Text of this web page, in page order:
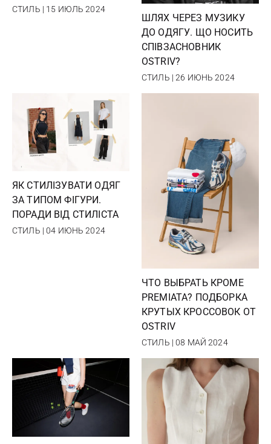
СТИЛЬ | 15 ИЮЛЬ 2024
ШЛЯХ ЧЕРЕЗ МУЗИКУ
ДО ОДЯГУ. ЩО НОСИТЬ
СПІВЗАСНОВНИК
OSTRIV?
СТИЛЬ | 26 ИЮНЬ 2024
ЯК СТИЛІЗУВАТИ ОДЯГ
ЗА ТИПОМ ФІГУРИ.
ПОРАДИ ВІД СТИЛІСТА
СТИЛЬ | 04 ИЮНЬ 2024
ЧТО ВЫБРАТЬ КРОМЕ
PREMIATA? ПОДБОРКА
КРУТЫХ КРОССОВОК ОТ
OSTRIV
СТИЛЬ | 08 МАЙ 2024